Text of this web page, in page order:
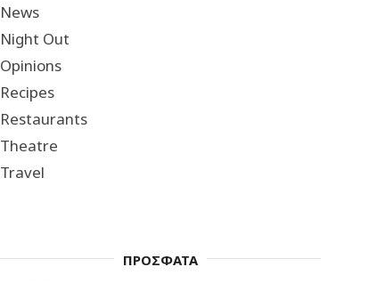
News
Night Out
Opinions
Recipes
Restaurants
Theatre
Travel
ΠΡΟΣΦΑΤΑ